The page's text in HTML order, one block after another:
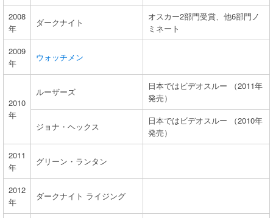
2008
年
ダークナイト
オスカー2部門受賞、他6部門ノ
ミネート
2009
年
ウォッチメン
2010
年
ルーザーズ
日本ではビデオスルー （2011年
発売）
ジョナ・ヘックス
日本ではビデオスルー （2010年
発売）
2011
年
グリーン・ランタン
2012
年
ダークナイト ライジング